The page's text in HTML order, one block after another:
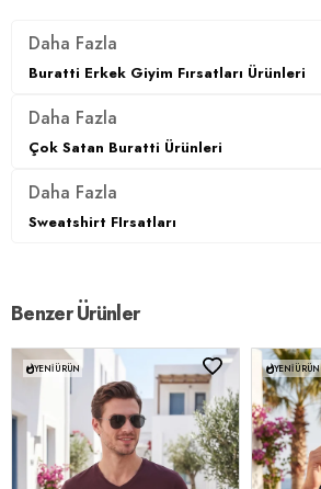
Daha Fazla
Buratti Erkek Giyim Fırsatları Ürünleri
Daha Fazla
Çok Satan Buratti Ürünleri
Daha Fazla
Sweatshirt FIrsatları
Benzer Ürünler
YENI ÜRÜN YENI ÜRÜN